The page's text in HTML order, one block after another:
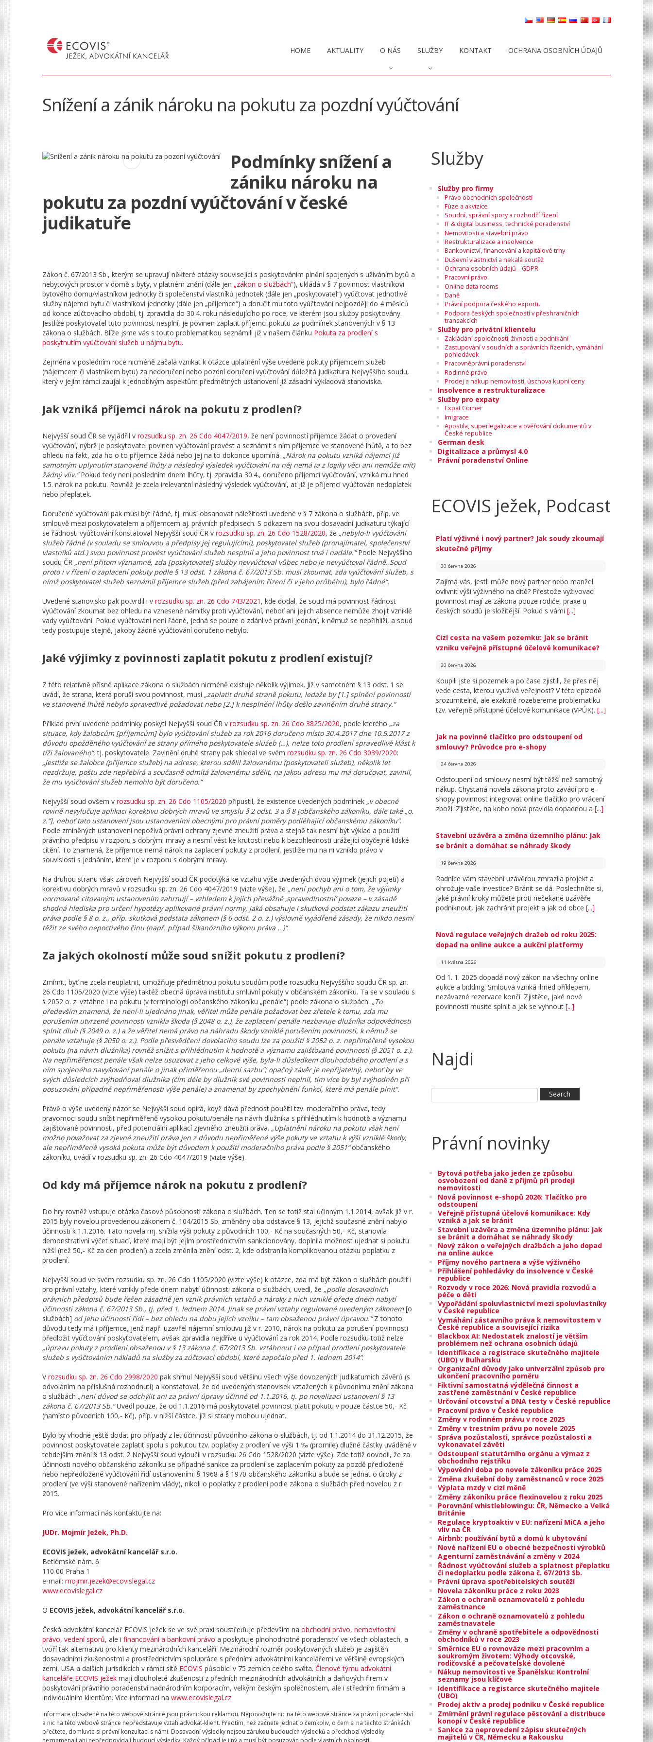
HOME AKTUALITY O NÁS SLUŽBY KONTAKT OCHRANA OSOBNÍCH ÚDAJŮ
Snížení a zánik nároku na pokutu za pozdní vyúčtování
Podmínky snížení a
zániku nároku na
pokutu za pozdní vyúčtování v české
judikatuře
Zákon č. 67/2013 Sb., kterým se upravují některé otázky související s poskytováním plnění spojených s užíváním bytů a
nebytových prostor v domě s byty, v platném znění (dále jen „zákon o službách“), ukládá v § 7 povinnost vlastníkovi
bytového domu/vlastníkovi jednotky či společenství vlastníků jednotek (dále jen „poskytovatel“) vyúčtovat jednotlivé
služby nájemci bytu či vlastníkovi jednotky (dále jen „příjemce“) a doručit mu toto vyúčtování nejpozději do 4 měsíců
od konce zúčtovacího období, tj. zpravidla do 30.4. roku následujícího po roce, ve kterém jsou služby poskytovány.
Jestliže poskytovatel tuto povinnost nesplní, je povinen zaplatit příjemci pokutu za podmínek stanovených v § 13
zákona o službách. Blíže jsme vás s touto problematikou seznámili již v našem článku Pokuta za prodlení s
poskytnutím vyúčtování služeb u nájmu bytu.
Zejména v posledním roce nicméně začala vznikat k otázce uplatnění výše uvedené pokuty příjemcem služeb
(nájemcem či vlastníkem bytu) za nedoručení nebo pozdní doručení vyúčtování důležitá judikatura Nejvyššího soudu,
který v jejím rámci zaujal k jednotlivým aspektům předmětných ustanovení již zásadní výkladová stanoviska.
Jak vzniká příjemci nárok na pokutu z prodlení?
Nejvyšší soud ČR se vyjádřil v rozsudku sp. zn. 26 Cdo 4047/2019, že není povinností příjemce žádat o provedení
vyúčtování, nýbrž je poskytovatel povinen vyúčtování provést a seznámit s ním příjemce ve stanovené lhůtě, a to bez
ohledu na fakt, zda ho o to příjemce žádá nebo jej na to dokonce upomíná. „Nárok na pokutu vzniká nájemci již
samotným uplynutím stanovené lhůty a následný výsledek vyúčtování na něj nemá (a z logiky věci ani nemůže mít)
žádný vliv.“Pokud tedy není posledním dnem lhůty, tj. zpravidla 30.4., doručeno příjemci vyúčtování, vzniká mu hned
1.5. nárok na pokutu. Rovněž je zcela irelevantní následný výsledek vyúčtování, ať již je příjemci vyúčtován nedoplatek
nebo přeplatek.
Doručené vyúčtování pak musí být řádné, tj. musí obsahovat náležitosti uvedené v § 7 zákona o službách, příp. ve
smlouvě mezi poskytovatelem a příjemcem aj. právních předpisech. S odkazem na svou dosavadní judikaturu týkající
se řádnosti vyúčtování konstatoval Nejvyšší soud ČR v rozsudku sp. zn. 26 Cdo 1528/2020, že „nebylo-li vyúčtování
služeb řádné (v souladu se smlouvou a předpisy jej regulujícími), poskytovatel služeb (pronajímatel, společenství
vlastníků atd.) svou povinnost provést vyúčtování služeb nesplnil a jeho povinnost trvá i nadále.“Podle Nejvyššího
soudu ČR „není přitom významné, zda [poskytovatel] služby nevyúčtoval vůbec nebo je nevyúčtoval řádně. Soud
proto i v řízení o zaplacení pokuty podle § 13 odst. 1 zákona č. 67/2013 Sb. musí zkoumat, zda vyúčtování služeb, s
nímž poskytovatel služeb seznámil příjemce služeb (před zahájením řízení či v jeho průběhu), bylo řádné“.
Uvedené stanovisko pak potvrdil i v rozsudku sp. zn. 26 Cdo 743/2021 , kde dodal, že soud má povinnost řádnost
vyúčtování zkoumat bez ohledu na vznesené námitky proti vyúčtování, neboť ani jejich absence nemůže zhojit vzniklé
vady vyúčtování. Pokud vyúčtování není řádné, jedná se pouze o zdánlivé právní jednání, k němuž se nepřihlíží, a soud
tedy postupuje stejně, jakoby žádné vyúčtování doručeno nebylo.
Jaké výjimky z povinnosti zaplatit pokutu z prodlení existují?
Z této relativně přísné aplikace zákona o službách nicméně existuje několik výjimek. Již v samotném § 13 odst. 1 se
uvádí, že strana, která poruší svou povinnost, musí „zaplatit druhé straně pokutu, ledaže by [1.] splnění povinností
ve stanovené lhůtě nebylo spravedlivé požadovat nebo [2.] k nesplnění lhůty došlo zaviněním druhé strany.“
Příklad první uvedené podmínky poskytl Nejvyšší soud ČR v rozsudku sp. zn. 26 Cdo 3825/2020, podle kterého „za
situace, kdy žalobcům [příjemcům] bylo vyúčtování služeb za rok 2016 doručeno místo 30.4.2017 dne 10.5.2017 z
důvodu opožděného vyúčtování ze strany přímého poskytovatele služeb (…), nelze toto prodlení spravedlivě klást k
tíži žalovaného“, tj. poskytovatele. Zavinění druhé strany pak shledal ve svém rozsudku sp. zn. 26 Cdo 3039/2020:
„Jestliže se žalobce (příjemce služeb) na adrese, kterou sdělil žalovanému (poskytovateli služeb), několik let
nezdržuje, poštu zde nepřebírá a současně odmítá žalovanému sdělit, na jakou adresu mu má doručovat, zavinil,
že mu vyúčtování služeb nemohlo být doručeno.“
Nejvyšší soud ovšem v rozsudku sp. zn. 26 Cdo 1105/2020 připustil, že existence uvedených podmínek „v obecné
rovině nevylučuje aplikaci korektivu dobrých mravů ve smyslu § 2 odst. 3 a § 8 [občanského zákoníku, dále také „o.
z.“], neboť tato ustanovení jsou ustanoveními obecnými pro právní poměry podléhající občanskému zákoníku“.
Podle zmíněných ustanovení nepožívá právní ochrany zjevné zneužití práva a stejně tak nesmí být výklad a použití
právního předpisu v rozporu s dobrými mravy a nesmí vést ke krutosti nebo k bezohlednosti urážející obyčejné lidské
cítění. To znamená, že příjemce nemá nárok na zaplacení pokuty z prodlení, jestliže mu na ni vzniklo právo v
souvislosti s jednáním, které je v rozporu s dobrými mravy.
Na druhou stranu však zároveň Nejvyšší soud ČR podotýká ke vztahu výše uvedených dvou výjimek (jejich pojetí) a
korektivu dobrých mravů v rozsudku sp. zn. 26 Cdo 4047/2019 (vizte výše), že „není pochyb ani o tom, že výjimky
normované citovaným ustanovením zahrnují – vzhledem k jejich převážně ‚spravedlnostní‘ povaze – v zásadě
shodná hlediska pro určení hypotézy aplikované právní normy, jaká obsahuje i skutková podstat zákazu zneužití
práva podle § 8 o. z., příp. skutková podstata zákonem (§ 6 odst. 2 o. z.) výslovně vyjádřené zásady, že nikdo nesmí
těžit ze svého nepoctivého činu (např. případ šikanózního výkonu práva …)“.
Za jakých okolností může soud snížit pokutu z prodlení?
Zmírnit, byť ne zcela neuplatnit, umožňuje předmětnou pokutu soudům podle rozsudku Nejvyššího soudu ČR sp. zn.
26 Cdo 1105/2020 (vizte výše) taktéž obecná úprava institutu smluvní pokuty v občanském zákoníku. Ta se v souladu s
§ 2052 o. z. vztáhne i na pokutu (v terminologii občanského zákoníku „penále“) podle zákona o službách. „To
především znamená, že není-li ujednáno jinak, věřitel může penále požadovat bez zřetele k tomu, zda mu
porušením utvrzené povinnosti vznikla škoda (§ 2048 o. z.), že zaplacení penále nezbavuje dlužníka odpovědnosti
splnit dluh (§ 2049 o. z.) a že věřitel nemá právo na náhradu škody vzniklé porušením povinnosti, k němuž se
penále vztahuje (§ 2050 o. z.). Podle přesvědčení dovolacího soudu lze za použití § 2052 o. z. nepřiměřeně vysokou
pokutu (na návrh dlužníka) rovněž snížit s přihlédnutím k hodnotě a významu zajišťované povinnosti (§ 2051 o. z.).
Na nepřiměřenost penále však nelze usuzovat z jeho celkové výše, byla-li důsledkem dlouhodobého prodlení a s
ním spojeného navyšování penále o jinak přiměřenou „denní sazbu“; opačný závěr je nepřijatelný, neboť by ve
svých důsledcích zvýhodňoval dlužníka (čím déle by dlužník své povinnosti neplnil, tím více by byl zvýhodněn při
posuzování případné nepřiměřenosti výše penále) a znamenal by zpochybnění funkcí, které má penále plnit“.
Právě o výše uvedený názor se Nejvyšší soud opírá, když dává přednost použití tzv. moderačního práva, tedy
pravomoci soudu snížit nepřiměřeně vysokou pokutu/penále na návrh dlužníka s přihlédnutím k hodnotě a významu
zajišťované povinnosti, před potenciální aplikací zjevného zneužití práva. „Uplatnění nároku na pokutu však není
možno považovat za zjevné zneužití práva jen z důvodu nepřiměřené výše pokuty ve vztahu k výši vzniklé škody,
ale nepřiměřeně vysoká pokuta může být důvodem k použití moderačního práva podle § 2051“občanského
zákoníku, uvádí v rozsudku sp. zn. 26 Cdo 4047/2019 (vizte výše).
Od kdy má příjemce nárok na pokutu z prodlení?
Do hry rovněž vstupuje otázka časové působnosti zákona o službách. Ten se totiž stal účinným 1.1.2014, avšak již v r.
2015 byly novelou provedenou zákonem č. 104/2015 Sb. změněny oba odstavce § 13, jejichž současné znění nabylo
účinnosti k 1.1.2016. Tato novela mj. snížila výši pokuty z původních 100,- Kč na současných 50,- Kč, stanovila
demonstrativní výčet situací, které mají být jejím prostřednictvím sankcionovány, doplnila možnost ujednat si pokutu
nižší (než 50,- Kč za den prodlení) a zcela změnila znění odst. 2, kde odstranila komplikovanou otázku poplatku z
prodlení.
Nejvyšší soud ve svém rozsudku sp. zn. 26 Cdo 1105/2020 (vizte výše) k otázce, zda má být zákon o službách použit i
pro právní vztahy, které vznikly přede dnem nabytí účinnosti zákona o službách, uvedl, že „podle dosavadních
právních předpisů bude řešen zásadně jen vznik právních vztahů a nároky z nich vzniklé přede dnem nabytí
účinnosti zákona č. 67/2013 Sb., tj. před 1. lednem 2014. Jinak se právní vztahy regulované uvedeným zákonem[o
službách] od jeho účinnosti řídí – bez ohledu na dobu jejich vzniku – tam obsaženou právní úpravou.“Z tohoto
důvodu tedy má i příjemce, jenž např. uzavřel nájemní smlouvu již v r. 2010, nárok na pokutu za porušení povinnosti
předložit vyúčtování poskytovatelem, avšak zpravidla nejdříve u vyúčtování za rok 2014. Podle rozsudku totiž nelze
„úpravu pokuty z prodlení obsaženou v § 13 zákona č. 67/2013 Sb. vztáhnout i na případ prodlení poskytovatele
služeb s vyúčtováním nákladů na služby za zúčtovací období, které započalo před 1. lednem 2014“.
Vrozsudku sp. zn. 26 Cdo 2998/2020 pak shrnul Nejvyšší soud většinu všech výše dovozených judikaturních závěrů (s
odvoláním na příslušná rozhodnutí) a konstatoval, že od uvedených stanovisek vztažených k původnímu znění zákona
o službách „není důvod se odchýlit ani za právní úpravy účinné od 1.1.2016, tj. po novelizaci ustanovení § 13
zákona č. 67/2013 Sb.“Uvedl pouze, že od 1.1.2016 má poskytovatel povinnost platit pokutu v pouze částce 50,- Kč
(namísto původních 100,- Kč), příp. v nižší částce, jíž si strany mohou ujednat.
Bylo by vhodné ještě dodat pro případy z let účinnosti původního zákona o službách, tj. od 1.1.2014 do 31.12.2015, že
povinnost poskytovatele zaplatit spolu s pokutou tzv. poplatky z prodlení ve výši 1 ‰ (promile) dlužné částky uváděné v
tehdejším znění § 13 odst. 2 Nejvyšší soud vyloučil v rozsudku 26 Cdo 1528/2020 (vizte výše). Zde totiž dovodil, že za
účinnosti nového občanského zákoníku se případné sankce za prodlení se zaplacením pokuty za pozdě předložené
nebo nepředložené vyúčtování řídí ustanoveními § 1968 a § 1970 občanského zákoníku a bude se jednat o úroky z
prodlení (ve výši stanovené nařízením vlády), nikoli o poplatky z prodlení podle zákona o službách před novelou z r.
2015.
Pro více informací nás kontaktujte na:
JUDr. Mojmír Ježek, Ph.D.
ECOVIS ježek, advokátní kancelář s.r.o.
Betlémské nám. 6
110 00 Praha 1
e-mail: mojmir.jezek@ecovislegal.cz
www.ecovislegal.cz
O ECOVIS ježek, advokátní kancelář s.r.o.
Česká advokátní kancelář ECOVIS ježek se ve své praxi soustřeďuje především na obchodní právo, nemovitostní
právo, vedení sporů, ale i financování a bankovní právo a poskytuje plnohodnotné poradenství ve všech oblastech, a
tvoří tak alternativu pro klienty mezinárodních kanceláří. Mezinárodní rozměr poskytovaných služeb je zajištěn
dosavadními zkušenostmi a prostřednictvím spolupráce s předními advokátními kancelářemi ve většině evropských
zemí, USA a dalších jurisdikcích v rámci sítě ECOVIS působící v 75 zemích celého světa. Členové týmu advokátní
kanceláře ECOVIS ježek mají dlouholeté zkušenosti z předních mezinárodních advokátních a daňových firem v
poskytování právního poradenství nadnárodním korporacím, velkým českým společnostem, ale i středním firmám a
individuálním klientům. Více informací na www.ecovislegal.cz.
Informace obsažené na této webové stránce jsou právnickou reklamou. Nepovažujte nic na této webové stránce za právní poradenství
a nic na této webové stránce nepředstavuje vztah advokát-klient. Předtím, než začnete jednat o čemkoliv, o čem si na těchto stránkách
přečtete, domluvte si právní konzultaci s námi. Dosavadní výsledky nejsou zárukou budoucích výsledků a předchozí výsledky
neznamenají ani nepředpovídají budoucí výsledky. Každý případ je jiný a musí být posuzován podle vlastních okolností.
Služby
Služby pro firmy
Právo obchodních společností
Fúze a akvizice
Soudní, správní spory a rozhodčí řízení
IT & digital business, technické poradenství
Nemovitosti a stavební právo
Restrukturalizace a insolvence
Bankovnictví, financování a kapitálové trhy
Duševní vlastnictví a nekalá soutěž
Ochrana osobních údajů – GDPR
Pracovní právo
Online data rooms
Daně
Právní podpora českého exportu
Podpora českých společností v přeshraničních
transakcích
Služby pro privátní klientelu
Zakládání společností, živnosti a podnikání
Zastupování v soudních a správních řízeních, vymáhání
pohledávek
Pracovněprávní poradenství
Rodinné právo
Prodej a nákup nemovitostí, úschova kupní ceny
Insolvence a restrukturalizace
Služby pro expaty
Expat Corner
Imigrace
Apostila, superlegalizace a ověřování dokumentů v
České republice
German desk
Digitalizace a průmysl 4.0
Právní poradenství Online
ECOVIS ježek, Podcast
Platí výživné i nový partner? Jak soudy zkoumají
skutečné příjmy
30 června 2026
Zajímá vás, jestli může nový partner nebo manžel
ovlivnit výši výživného na dítě? Přestože vyživovací
povinnost mají ze zákona pouze rodiče, praxe u
českých soudů je složitější. Pokud s vámi [...]
Cizí cesta na vašem pozemku: Jak se bránit
vzniku veřejně přístupné účelové komunikace?
30 června 2026
Koupili jste si pozemek a po čase zjistili, že přes něj
vede cesta, kterou využívá veřejnost? V této epizodě
srozumitelně, ale exaktně rozebereme problematiku
tzv. veřejně přístupné účelové komunikace (VPÚK). [...]
Jak na povinné tlačítko pro odstoupení od
smlouvy? Průvodce pro e-shopy
24 června 2026
Odstoupení od smlouvy nesmí být těžší než samotný
nákup. Chystaná novela zákona proto zavádí pro e-
shopy povinnost integrovat online tlačítko pro vrácení
zboží. Zjistěte, na koho nová pravidla dopadnou a [...]
Stavební uzávěra a změna územního plánu: Jak
se bránit a domáhat se náhrady škody
19 června 2026
Radnice vám stavební uzávěrou zmrazila projekt a
ohrožuje vaše investice? Bránit se dá. Poslechněte si,
jaké právní kroky můžete proti nečekané uzávěře
podniknout, jak zachránit projekt a jak od obce [...]
Nová regulace veřejných dražeb od roku 2025:
dopad na online aukce a aukční platformy
11 května 2026
Od 1. 1. 2025 dopadá nový zákon na všechny online
aukce a bidding. Smlouva vzniká ihned příklepem,
nezávazné rezervace končí. Zjistěte, jaké nové
povinnosti musíte splnit a jak se vyhnout [...]
Najdi
Právní novinky
Bytová potřeba jako jeden ze způsobu
osvobození od daně z příjmů při prodeji
nemovitosti
Nová povinnost e-shopů 2026: Tlačítko pro
odstoupení
Veřejně přístupná účelová komunikace: Kdy
vzniká a jak se bránit
Stavební uzávěra a změna územního plánu: Jak
se bránit a domáhat se náhrady škody
Nový zákon o veřejných dražbách a jeho dopad
na online aukce
Příjmy nového partnera a výše výživného
Přihlášení pohledávky do insolvence v České
republice
Rozvody v roce 2026: Nová pravidla rozvodů a
péče o děti
Vypořádání spoluvlastnictví mezi spoluvlastníky
v České republice
Vymáhání zástavního práva k nemovitostem v
České republice a související rizika
Blackbox AI: Nedostatek znalostí je větším
problémem než ochrana osobních údajů
Identifikace a registrace skutečného majitele
(UBO) v Bulharsku
Organizační důvody jako univerzální způsob pro
ukončení pracovního poměru
Fiktivní samostatná výdělečná činnost a
zastřené zaměstnání v České republice
Určování otcovství a DNA testy v České republice
Pracovní právo v České republice
Změny v rodinném právu v roce 2025
Změny v trestním právu po novele 2025
Správa pozůstalosti, správce pozůstalosti a
vykonavatel závěti
Odstoupení statutárního orgánu a výmaz z
obchodního rejstříku
Výpovědní doba po novele zákoníku práce 2025
Změna zkušební doby zaměstnanců v roce 2025
Výplata mzdy v cizí měně
Změny zákoníku práce flexinovelou z roku 2025
Porovnání whistleblowingu: ČR, Německo a Velká
Británie
Regulace kryptoaktiv v EU: nařízení MiCA a jeho
vliv na ČR
Airbnb: používání bytů a domů k ubytování
Nové nařízení EU o obecné bezpečnosti výrobků
Agenturní zaměstnávání a změny v 2024
Řádnost vyúčtování služeb a splatnost přeplatku
či nedoplatku podle zákona č. 67/2013 Sb.
Právní úprava spotřebitelských soutěží
Novela zákoníku práce z roku 2023
Zákon o ochraně oznamovatelů z pohledu
zaměstnance
Zákon o ochraně oznamovatelů z pohledu
zaměstnavatele
Změny v ochraně spotřebitele a odpovědnosti
obchodníků v roce 2023
Směrnice EU o rovnováze mezi pracovním a
soukromým životem: Výhody otcovské,
rodičovské a pečovatelské dovolené
Nákup nemovitosti ve Španělsku: Kontrolní
seznamy jsou klíčové
Identifikace a registarce skutečného majitele
(UBO)
Prodej aktiv a prodej podniku v České republice
Zmírnění právní regulace pěstování a distribuce
konopí v České republice
Sankce za neprovedení zápisu skutečných
majitelů v ČR, Německu a Rakousku